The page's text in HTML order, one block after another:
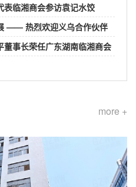
表临湘商会参访袁记水饺
—— 热烈欢迎义乌合作伙伴
事长荣任广东湖南临湘商会
more +
封箱？
呢？很多人一定想到直接拿
何用胶棒进行快速封箱。热
内，经过加热其物理状态随
质不会变化无毒无味是环保
胶液。然后将热熔胶机的胶
以及块状等形态的热熔胶最
、黑色、黄透、乳白等，它
域。而热熔胶的颜色各异不
要求，其实原料方面对它的
这颜色差异和热熔胶的质量
原因是？